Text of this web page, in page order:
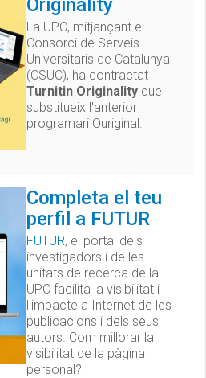
Originality
La UPC, mitjançant el
Consorci de Serveis
Universitaris de Catalunya
(CSUC), ha contractat
Turnitin Originality que
substitueix l'anterior
programari Ouriginal.
Completa el teu
perfil a FUTUR
FUTUR, el portal dels
investigadors i de les
unitats de recerca de la
UPC facilita la visibilitat i
l'impacte a Internet de les
publicacions i dels seus
autors. Com millorar la
visibilitat de la pàgina
personal?